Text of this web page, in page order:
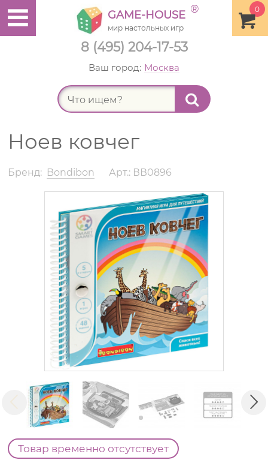
8 (495) 204-17-53
0
GAME-HOUSE ®
мир настольных игр
Ваш город: Москва
Ноев ковчег
Бренд: Bondibon Арт.: ВВ0896
Товар временно отсутствует